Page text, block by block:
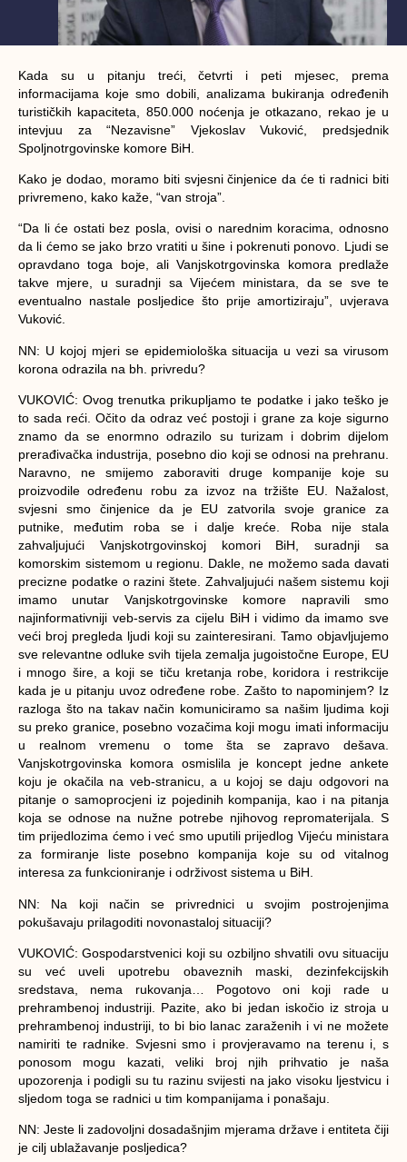
Kada su u pitanju treći, četvrti i peti mjesec, prema
informacijama koje smo dobili, analizama bukiranja određenih
turističkih kapaciteta, 850.000 noćenja je otkazano, rekao je u
intevjuu za “Nezavisne” Vjekoslav Vuković, predsjednik
Spoljnotrgovinske komore BiH.
Kako je dodao, moramo biti svjesni činjenice da će ti radnici biti
privremeno, kako kaže, “van stroja”.
“Da li će ostati bez posla, ovisi o narednim koracima, odnosno
da li ćemo se jako brzo vratiti u šine i pokrenuti ponovo. Ljudi se
opravdano toga boje, ali Vanjskotrgovinska komora predlaže
takve mjere, u suradnji sa Vijećem ministara, da se sve te
eventualno nastale posljedice što prije amortiziraju”, uvjerava
Vuković.
NN: U kojoj mjeri se epidemiološka situacija u vezi sa virusom
korona odrazila na bh. privredu?
VUKOVIĆ:Ovog trenutka prikupljamo te podatke i jako teško je
to sada reći. Očito da odraz već postoji i grane za koje sigurno
znamo da se enormno odrazilo su turizam i dobrim dijelom
prerađivačka industrija, posebno dio koji se odnosi na prehranu.
Naravno, ne smijemo zaboraviti druge kompanije koje su
proizvodile određenu robu za izvoz na tržište EU. Nažalost,
svjesni smo činjenice da je EU zatvorila svoje granice za
putnike, međutim roba se i dalje kreće. Roba nije stala
zahvaljujući Vanjskotrgovinskoj komori BiH, suradnji sa
komorskim sistemom u regionu. Dakle, ne možemo sada davati
precizne podatke o razini štete. Zahvaljujući našem sistemu koji
imamo unutar Vanjskotrgovinske komore napravili smo
najinformativniji veb-servis za cijelu BiH i vidimo da imamo sve
veći broj pregleda ljudi koji su zainteresirani. Tamo objavljujemo
sve relevantne odluke svih tijela zemalja jugoistočne Europe, EU
i mnogo šire, a koji se tiču kretanja robe, koridora i restrikcije
kada je u pitanju uvoz određene robe. Zašto to napominjem? Iz
razloga što na takav način komuniciramo sa našim ljudima koji
su preko granice, posebno vozačima koji mogu imati informaciju
u realnom vremenu o tome šta se zapravo dešava.
Vanjskotrgovinska komora osmislila je koncept jedne ankete
koju je okačila na veb-stranicu, a u kojoj se daju odgovori na
pitanje o samoprocjeni iz pojedinih kompanija, kao i na pitanja
koja se odnose na nužne potrebe njihovog repromaterijala. S
tim prijedlozima ćemo i već smo uputili prijedlog Vijeću ministara
za formiranje liste posebno kompanija koje su od vitalnog
interesa za funkcioniranje i održivost sistema u BiH.
NN: Na koji način se privrednici u svojim postrojenjima
pokušavaju prilagoditi novonastaloj situaciji?
VUKOVIĆ:Gospodarstvenici koji su ozbiljno shvatili ovu situaciju
su već uveli upotrebu obaveznih maski, dezinfekcijskih
sredstava, nema rukovanja… Pogotovo oni koji rade u
prehrambenoj industriji. Pazite, ako bi jedan iskočio iz stroja u
prehrambenoj industriji, to bi bio lanac zaraženih i vi ne možete
namiriti te radnike. Svjesni smo i provjeravamo na terenu i, s
ponosom mogu kazati, veliki broj njih prihvatio je naša
upozorenja i podigli su tu razinu svijesti na jako visoku ljestvicu i
sljedom toga se radnici u tim kompanijama i ponašaju.
NN: Jeste li zadovoljni dosadašnjim mjerama države i entiteta čiji
je cilj ublažavanje posljedica?